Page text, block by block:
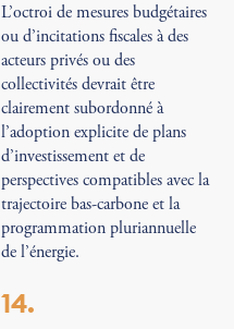
L’octroi de mesures budgétaires
ou d’incitations fiscales à des
acteurs privés ou des
collectivités devrait être
clairement subordonné à
l’adoption explicite de plans
d’investissement et de
perspectives compatibles avec la
trajectoire bas-carbone et la
programmation pluriannuelle
de l’énergie.
14.